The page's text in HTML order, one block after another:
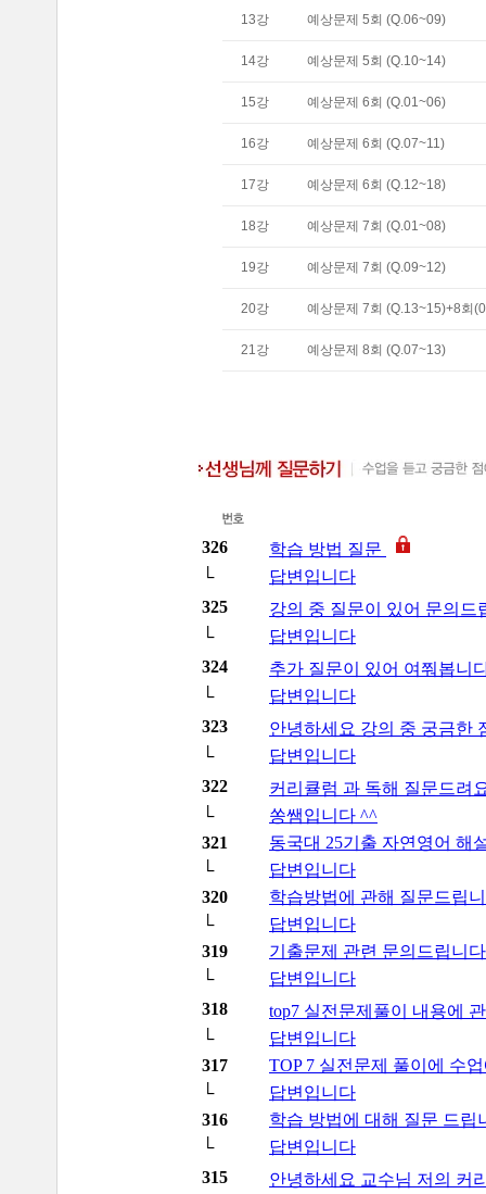
13강 예상문제 5회 (Q.06~09)
14강 예상문제 5회 (Q.10~14)
15강 예상문제 6회 (Q.01~06)
16강 예상문제 6회 (Q.07~11)
17강 예상문제 6회 (Q.12~18)
18강 예상문제 7회 (Q.01~08)
19강 예상문제 7회 (Q.09~12)
20강 예상문제 7회 (Q.13~15)+8회
21강 예상문제 8회 (Q.07~13)